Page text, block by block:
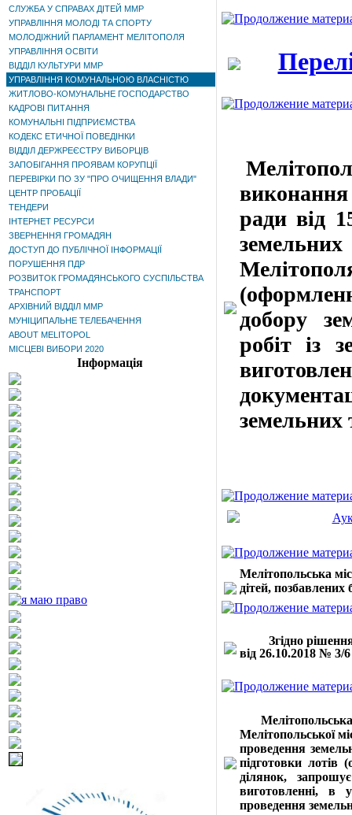
СЛУЖБА У СПРАВАХ ДІТЕЙ ММР
УПРАВЛІННЯ МОЛОДІ ТА СПОРТУ
МОЛОДІЖНИЙ ПАРЛАМЕНТ МЕЛІТОПОЛЯ
УПРАВЛІННЯ ОСВІТИ
ВІДДІЛ КУЛЬТУРИ ММР
УПРАВЛІННЯ КОМУНАЛЬНОЮ ВЛАСНІСТЮ
ЖИТЛОВО-КОМУНАЛЬНЕ ГОСПОДАРСТВО
КАДРОВІ ПИТАННЯ
КОМУНАЛЬНІ ПІДПРИЄМСТВА
КОДЕКС ЕТИЧНОЇ ПОВЕДІНКИ
ВІДДІЛ ДЕРЖРЕЄСТРУ ВИБОРЦІВ
ЗАПОБІГАННЯ ПРОЯВАМ КОРУПЦІЇ
ПЕРЕВІРКИ ПО ЗУ "ПРО ОЧИЩЕННЯ ВЛАДИ"
ЦЕНТР ПРОБАЦІЇ
ТЕНДЕРИ
ІНТЕРНЕТ РЕСУРСИ
ЗВЕРНЕННЯ ГРОМАДЯН
ДОСТУП ДО ПУБЛІЧНОЇ ІНФОРМАЦІЇ
ПОРУШЕННЯ ПДР
РОЗВИТОК ГРОМАДЯНСЬКОГО СУСПІЛЬСТВА
ТРАНСПОРТ
АРХІВНИЙ ВІДДІЛ ММР
МУНІЦИПАЛЬНЕ ТЕЛЕБАЧЕННЯ
ABOUT MELITOPOL
МІСЦЕВІ ВИБОРИ 2020
Інформація
ради від
добору
робіт із
земельних
Мелітопольська
дітей, позбавлених
Згідно
від 26.10.2018 № 3/6
Мелітопольської
проведення
підготовки лотів
ділянок,
виготовленні, в
проведення